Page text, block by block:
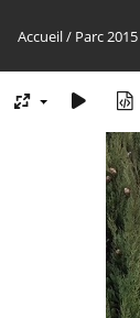
Accueil/ Parc 2015